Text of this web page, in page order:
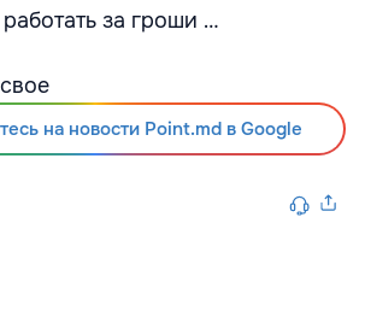
за гроши …
на новости Point.md в Google